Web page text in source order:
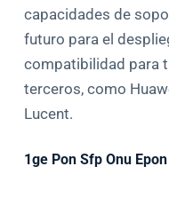
capacidades de
futuro para el
compatibilidad para
terceros, como
Lucent.
1ge Pon Sfp Onu